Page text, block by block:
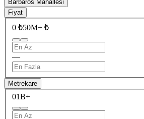
Barbaros Mahallesi
Fiyat
0 ₺50M+ ₺
—
Metrekare
01B+